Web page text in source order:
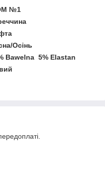
№1
Осінь
Bawelna 5% Elastan